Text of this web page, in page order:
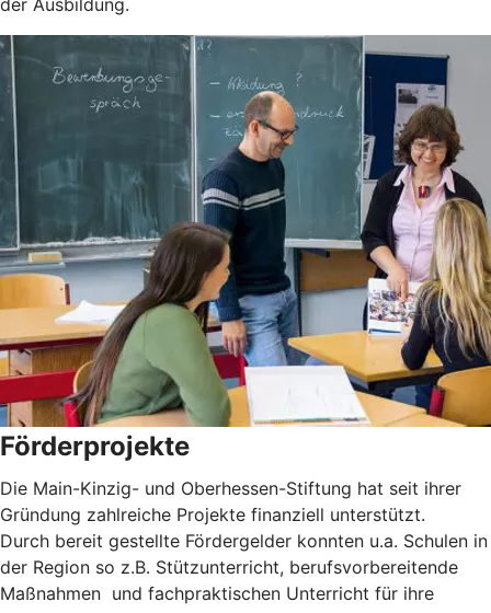
der Ausbildung.
Förderprojekte
Die Main-Kinzig- und Oberhessen-Stiftung hat seit ihrer
Gründung zahlreiche Projekte finanziell unterstützt.
Durch bereit gestellte Fördergelder konnten u.a. Schulen in
der Region so z.B. Stützunterricht, berufsvorbereitende
Maßnahmen und fachpraktischen Unterricht für ihre